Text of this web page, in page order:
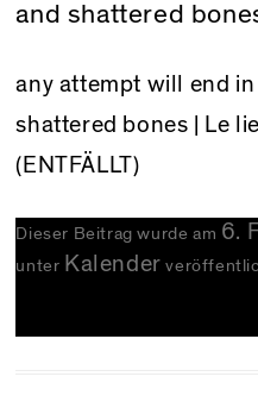
and shattered
any attempt will end
shattered bones | Le
(ENTFÄLLT)
Dieser Beitrag wurde am 6.
unter Kalender